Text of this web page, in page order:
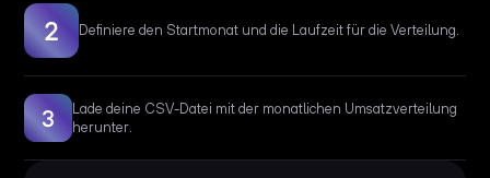
Definiere den Startmonat und die Laufzeit für die Verteilung.
Lade deine CSV-Datei mit der monatlichen Umsatzverteilung
herunter.